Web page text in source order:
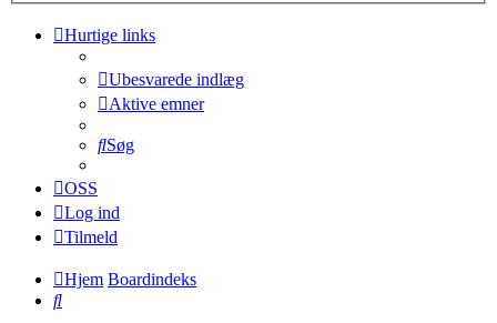
Hurtige links
Ubesvarede indlæg
Aktive emner
Søg
OSS
Log ind
Tilmeld
Hjem Boardindeks
Søg